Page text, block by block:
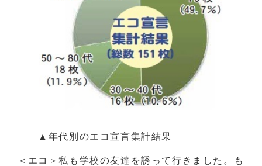
▲年代別のエコ宣言集計結果
＜エコ＞私も学校の友達を誘って行きました。も